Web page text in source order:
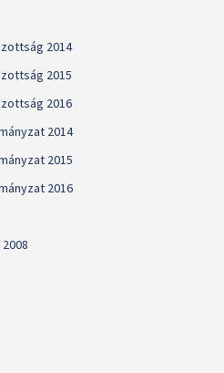
2014
2015
2016
2014
2015
2016